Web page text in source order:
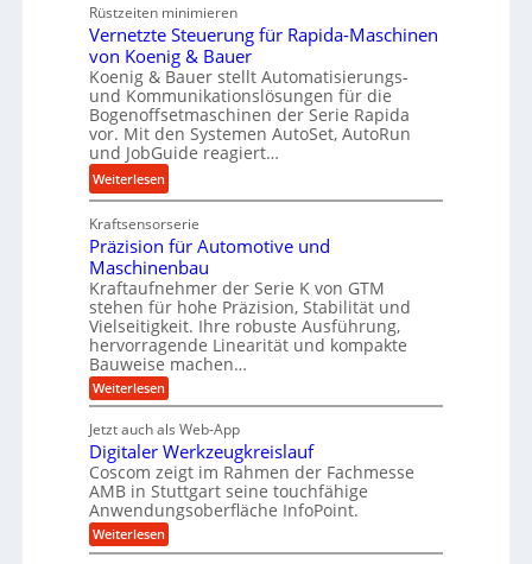
g
e
K
u
g
e
l
g
e
d
e
t
r
i
e
e
f
ü
r
r
a
r
t
U
m
s
a
t
z
u
n
d
A
u
f
t
r
a
g
s
e
i
n
g
e
h
r
A
r
b
e
i
t
s
e
,
w
e
n
g
e
r
S
t
e
Rüstzeiten minimieren
Vernetzte Steuerung für Rapida-Maschinen
von Koenig & Bauer
Koenig & Bauer stellt Automatisierungs-
und Kommunikationslösungen für die
Bogenoffsetmaschinen der Serie Rapida
vor. Mit den Systemen AutoSet, AutoRun
und JobGuide reagiert…
Weiterlesen:
V
e
r
n
e
t
z
t
e
S
t
e
u
e
r
u
Kraftsensorserie
Präzision für Automotive und
Maschinenbau
Kraftaufnehmer der Serie K von GTM
stehen für hohe Präzision, Stabilität und
Vielseitigkeit. Ihre robuste Ausführung,
hervorragende Linearität und kompakte
Bauweise machen…
Weiterlesen:
P
ä
z
i
s
i
o
n
f
Jetzt auch als Web-App
Digitaler Werkzeugkreislauf
Coscom zeigt im Rahmen der Fachmesse
AMB in Stuttgart seine touchfähige
Anwendungsoberfläche InfoPoint.
Weiterlesen:
D